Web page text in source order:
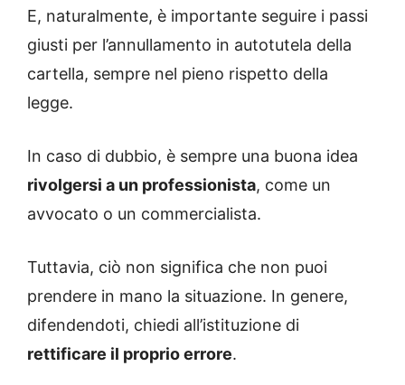
E, naturalmente, è importante seguire i passi
giusti per l’annullamento in autotutela della
cartella, sempre nel pieno rispetto della
legge.
In caso di dubbio, è sempre una buona idea
rivolgersi a un professionista, come un
avvocato o un commercialista.
Tuttavia, ciò non significa che non puoi
prendere in mano la situazione. In genere,
difendendoti, chiedi all’istituzione di
rettificare il proprio errore.